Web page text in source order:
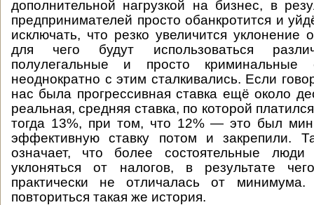
дополнительной нагрузкой на бизнес, в
предпринимателей просто обанкротится и
исключать, что резко увеличится уклонение
для чего будут использоваться
полулегальные и просто
неоднократно с этим сталкивались. Если
нас была прогрессивная ставка ещё около
реальная, средняя ставка, по которой
тогда 13%, при том, что 12% — это был
эффективную ставку потом и закрепили.
означает, что более состоятельные люди
уклоняться от налогов, в результате
практически не отличалась от
повториться такая же история.